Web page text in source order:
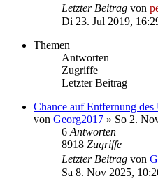
Letzter Beitrag von
Di 23. Jul 2019,
Themen
Antworten
Zugriffe
Letzter Beitrag
Chance auf Entfernung des
von Georg2017 » So 2.
6 Antworten
8918 Zugriffe
Letzter Beitrag von
Sa 8. Nov 2025,